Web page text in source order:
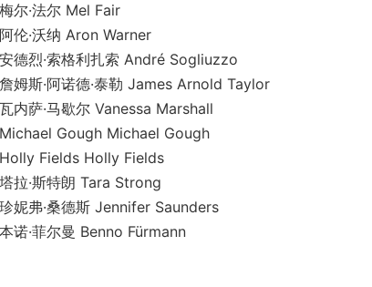
尔 Mel Fair
纳 Aron Warner
格利扎索 André Sogliuzzo
诺德·泰勒 James Arnold Taylor
歇尔 Vanessa Marshall
Gough Michael Gough
Holly Fields
朗 Tara Strong
德斯 Jennifer Saunders
曼 Benno Fürmann